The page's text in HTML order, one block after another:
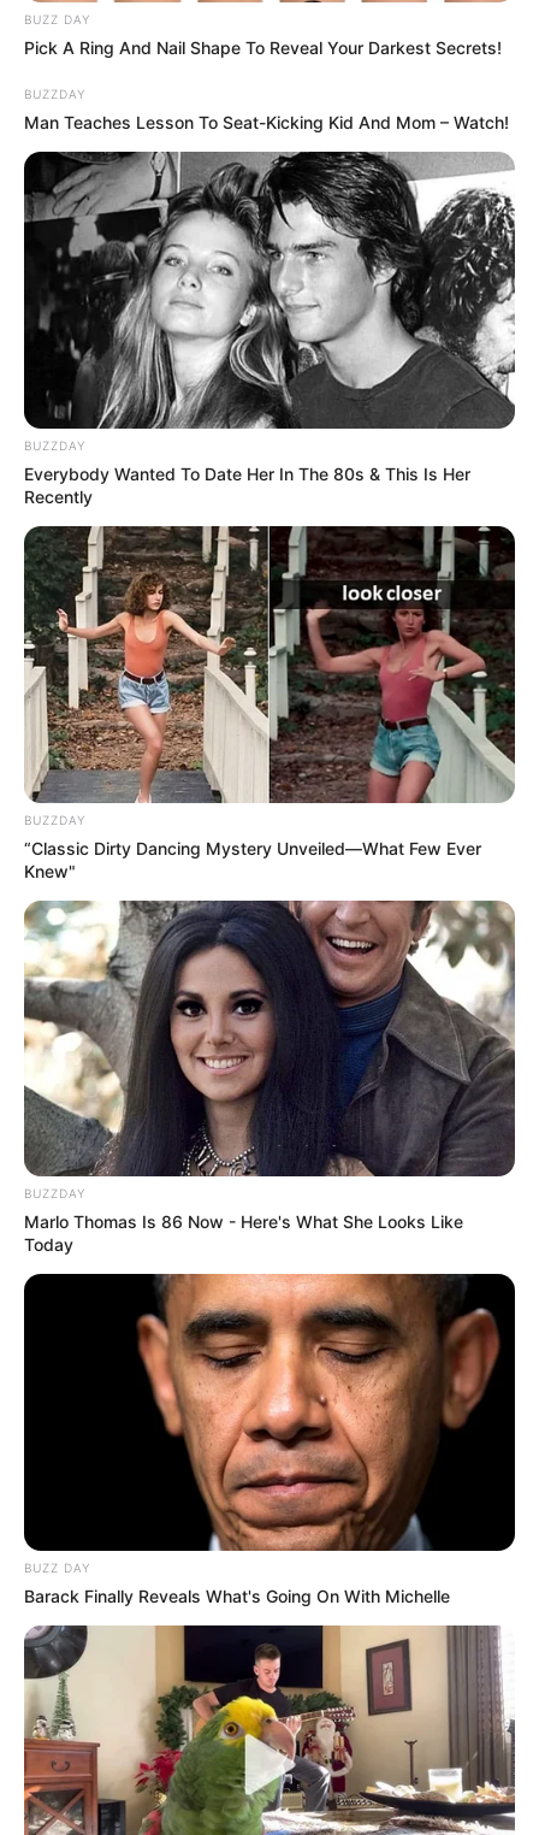
BUZZ DAY
Pick A Ring And Nail Shape To Reveal Your Darkest Secrets!
BUZZDAY
Man Teaches Lesson To Seat-Kicking Kid And Mom – Watch!
BUZZDAY
Everybody Wanted To Date Her In The 80s & This Is Her
Recently
BUZZDAY
“Classic Dirty Dancing Mystery Unveiled—What Few Ever
Knew"
BUZZDAY
Marlo Thomas Is 86 Now - Here's What She Looks Like
Today
BUZZ DAY
Barack Finally Reveals What's Going On With Michelle